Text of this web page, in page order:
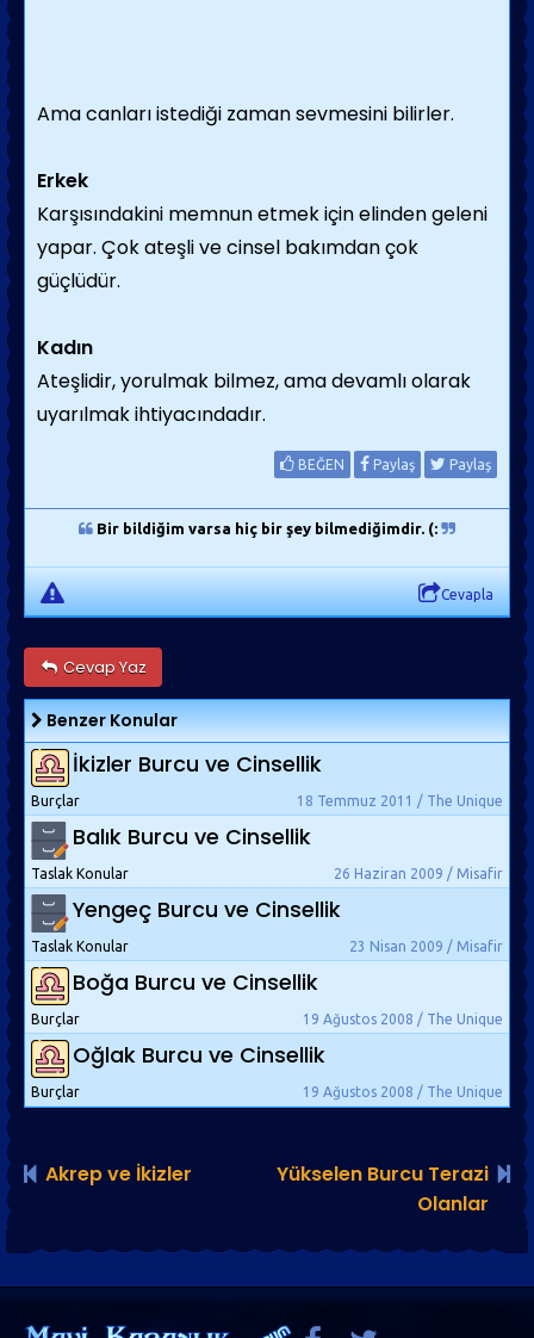
Ama canları istediği zaman sevmesini bilirler.
Erkek
Karşısındakini memnun etmek için elinden geleni
yapar. Çok ateşli ve cinsel bakımdan çok
güçlüdür.
Kadın
Ateşlidir, yorulmak bilmez, ama devamlı olarak
uyarılmak ihtiyacındadır.
BEĞEN Paylaş Paylaş
Bir bildiğim varsa hiç bir şey bilmediğimdir. (:
Cevapla
Cevap Yaz
Benzer Konular
İkizler Burcu ve Cinsellik
18 Temmuz 2011 / The Unique
Burçlar
Balık Burcu ve Cinsellik
26 Haziran 2009 / Misafir
Taslak Konular
Yengeç Burcu ve Cinsellik
23 Nisan 2009 / Misafir
Taslak Konular
Boğa Burcu ve Cinsellik
19 Ağustos 2008 / The Unique
Burçlar
Oğlak Burcu ve Cinsellik
19 Ağustos 2008 / The Unique
Burçlar
Akrep ve İkizler
Yükselen Burcu Terazi
Olanlar